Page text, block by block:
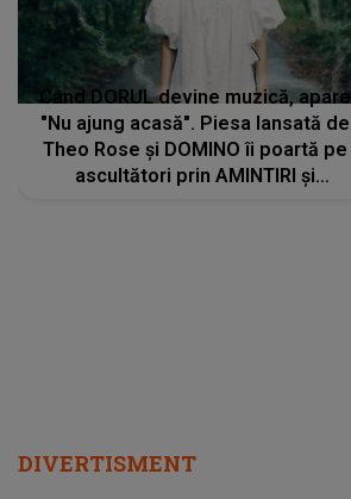
Când DORUL devine muzică, apare
"Nu ajung acasă". Piesa lansată de
Theo Rose și DOMINO îi poartă pe
ascultători prin AMINTIRI și
DIVERTISMENT